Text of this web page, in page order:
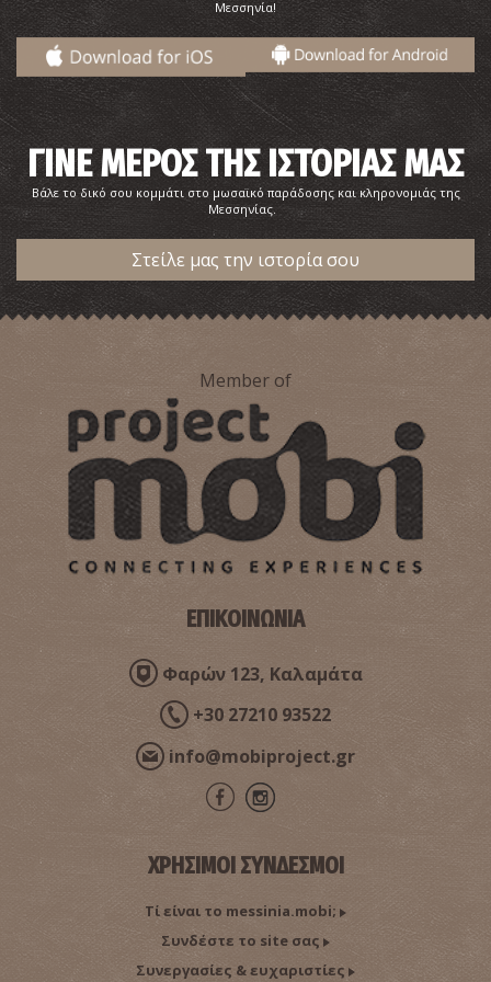
ΦΑΡΜΑΚΕΙΑ
Φαρμακείο Χαραμάρα - Καλαμάτα
ΦΑΡΜΑΚΕΙΑ ~0.3Km
Φαρμακείο Σαϊνη - Καλαμάτα
ΦΑΡΜΑΚΕΙΑ ~0.3Km
~0.3Km
Μεσσηνία!
ΓΙΝΕ ΜΕΡΟΣ ΤΗΣ ΙΣΤΟΡΙΑΣ ΜΑΣ
Βάλε το δικό σου κομμάτι στο μωσαϊκό παράδοσης και κληρονομιάς της
Μεσσηνίας.
Στείλε μας την ιστορία σου
Member of
ΕΠΙΚΟΙΝΩΝΙΑ
Φαρών 123, Καλαμάτα
+30 27210 93522
info@mobiproject.gr
ΧΡΗΣΙΜΟΙ ΣΥΝΔΕΣΜΟΙ
Τί είναι το messinia.mobi;
Συνδέστε το site σας
Συνεργασίες & ευχαριστίες